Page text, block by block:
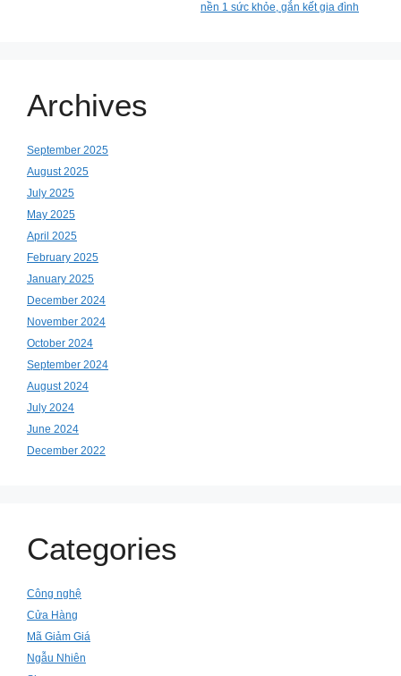
nền 1 sức khỏe, gắn kết gia đình
Archives
September 2025
August 2025
July 2025
May 2025
April 2025
February 2025
January 2025
December 2024
November 2024
October 2024
September 2024
August 2024
July 2024
June 2024
December 2022
Categories
Công nghệ
Cửa Hàng
Mã Giảm Giá
Ngẫu Nhiên